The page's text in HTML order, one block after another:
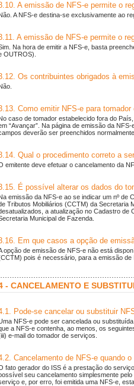
A emissão de NFS-e permite o
A NFS-e destina-se exclusivamente ao
A emissão de NFS-e permite o
Na hora de emitir a NFS-e, basta
OUTROS).
Os contribuintes obrigados à
Como emitir NFS-e para
caso de tomador estabelecido fora do
“Avançar”. Na página de emissão da
deverão ser preenchidos
Qual o procedimento correto a
emitente deve efetuar o cancelamento da
É possível alterar os dados do
emissão da NFS-e ao se indicar um nº de
Tributos Mobiliários (CCTM) da Secretaria
a atualização no Cadastro de
Municipal de Fazenda.
Em que casos a opção de
opção de emissão de NFS-e não está
pois é necessário, para a emissão
- CANCELAMENTO E
Pode-se cancelar ou substituir
NFS-e pode ser cancelada ou
a NFS-e contenha, ao menos, os
e-mail do tomador de serviços.
Cancelamento de NFS-e quando
fato gerador do ISS é a prestação do
seu cancelamento simplesmente
e, por erro, foi emitida uma NFS-e,